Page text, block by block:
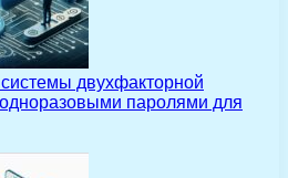
двухфакторной
паролями для